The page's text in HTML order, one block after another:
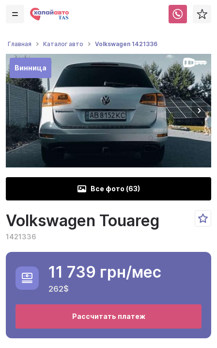
Главная Каталог авто Volkswagen 1421336
Винница
Все фото (63)
Volkswagen Touareg
1421336
11 739 грн/мес
262$
Рассчитать платеж